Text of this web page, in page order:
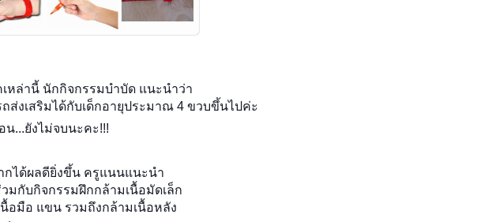
เหล่านี้ นักกิจกรรมบำบัด แนะนำว่า
ส่งเสริมได้กับเด็กอายุประมาณ 4 ขวบขึ้นไปค่ะ
น...ยังไม่จบนะคะ!!!
กได้ผลดียิ่งขึ้น ครูแนนแนะนำ
มกับกิจกรรมฝึกกล้ามเนื้อมัดเล็ก
นื้อมือ แขน รวมถึงกล้ามเนื้อหลัง